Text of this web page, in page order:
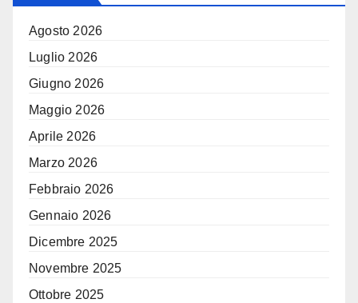
Agosto 2026
Luglio 2026
Giugno 2026
Maggio 2026
Aprile 2026
Marzo 2026
Febbraio 2026
Gennaio 2026
Dicembre 2025
Novembre 2025
Ottobre 2025